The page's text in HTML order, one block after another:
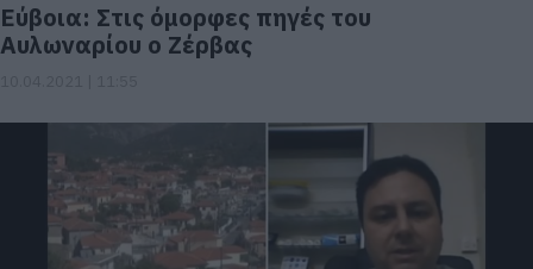
Εύβοια: Στις όμορφες πηγές του
Αυλωναρίου ο Ζέρβας